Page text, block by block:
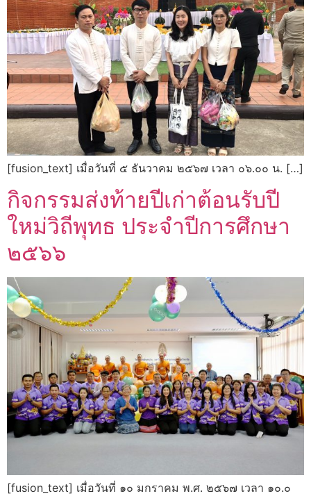
[fusion_text] เมื่อวันที่ ๕ ธันวาคม ๒๕๖๗ เวลา ๐๖.๐๐ น. […]
กิจกรรมส่งท้ายปีเก่าต้อนรับปี
ใหม่วิถีพุทธ ประจำปีการศึกษา
๒๕๖๖
[fusion_text] เมื่อวันที่ ๑๐ มกราคม พ.ศ. ๒๕๖๗ เวลา ๑๐.๐